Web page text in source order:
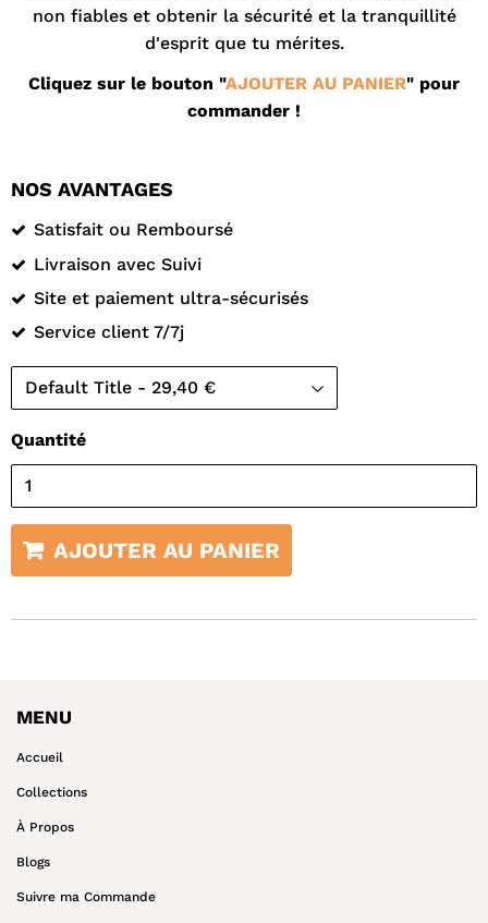
non fiables et obtenir la sécurité et la tranquillité
d'esprit que tu mérites.
Cliquez sur le bouton "AJOUTER AU PANIER" pour
commander !
NOS AVANTAGES
Satisfait ou Remboursé
Livraison avec Suivi
Site et paiement ultra-sécurisés
Service client 7/7j
Quantité
AJOUTER AU PANIER
MENU
Accueil
Collections
À Propos
Blogs
Suivre ma Commande